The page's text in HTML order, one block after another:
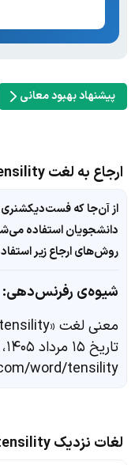
پیشنهاد بهبود معانی
ارجاع به لغت tensility
از آن‌جا که
دانشجویان استفاده
روش‌های ارجاع زیر
شیوه‌ی رفرنس‌دهی:
معنی لغت «tensility» در
word/tensility
لغات نزدیک tensility